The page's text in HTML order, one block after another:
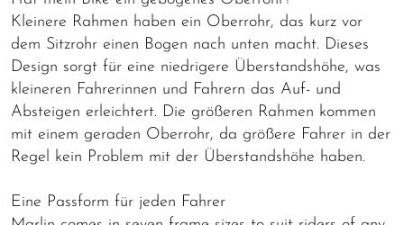
Kleinere Rahmen haben ein Oberrohr, das kurz vor
dem Sitzrohr einen Bogen nach unten macht. Dieses
Design sorgt für eine niedrigere Überstandshöhe, was
kleineren Fahrerinnen und Fahrern das Auf- und
Absteigen erleichtert. Die größeren Rahmen kommen
mit einem geraden Oberrohr, da größere Fahrer in der
Regel kein Problem mit der Überstandshöhe haben.
Eine Passform für jeden Fahrer